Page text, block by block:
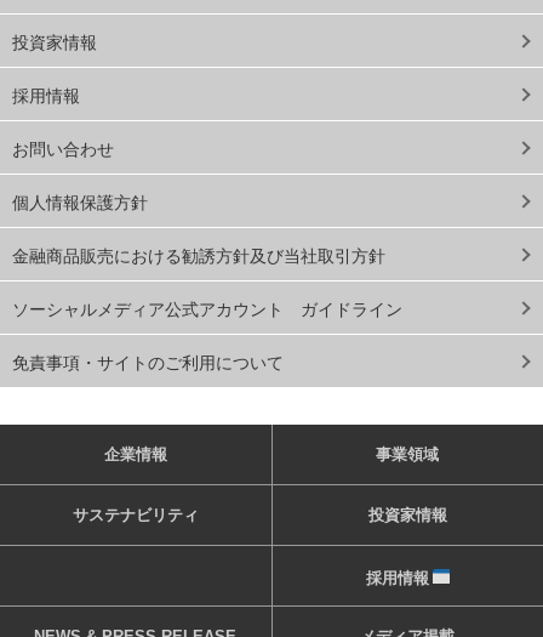
投資家情報
採用情報
お問い合わせ
個人情報保護方針
金融商品販売における勧誘方針及び当社取引方針
ソーシャルメディア公式アカウント ガイドライン
免責事項・サイトのご利用について
企業情報 事業領域
サステナビリティ 投資家情報
採用情報